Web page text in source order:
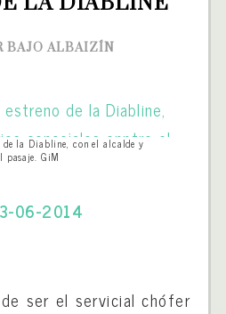
BAJO ALBAIZÍN
de la Diabline, con el alcalde y
pasaje. GiM
06-2014
ser el servicial chófer